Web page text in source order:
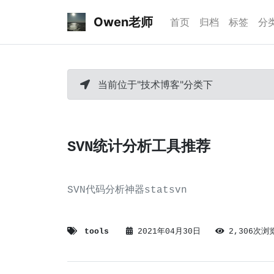
Owen老师 首页 归档 标签 分
当前位于"技术博客"分类下
SVN统计分析工具推荐
SVN代码分析神器statsvn
tools 2021年04月30日 2,306次浏